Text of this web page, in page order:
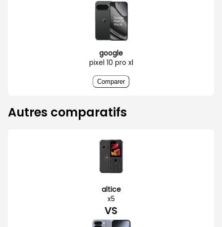
google
pixel 10 pro xl
Comparer
Autres comparatifs
altice
x5
VS